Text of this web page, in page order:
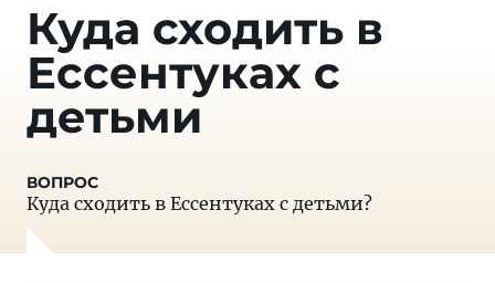
Куда сходить в
Ессентуках с
детьми
Куда сходить в Ессентуках с детьми?